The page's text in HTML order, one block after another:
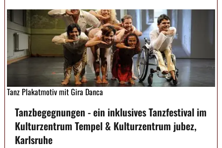
Tanz Plakatmotiv mit Gira Danca
Tanzbegegnungen - ein inklusives Tanzfestival im
Kulturzentrum Tempel & Kulturzentrum jubez,
Karlsruhe